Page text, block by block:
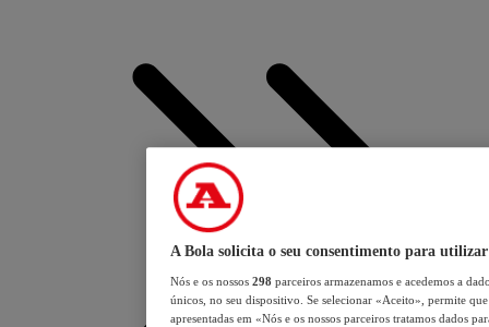
A Bola solicita o seu consentimento para utilizar
Nós e os nossos 298 parceiros armazenamos e acedemos a
únicos, no seu dispositivo. Se selecionar «Aceito», permite
apresentadas em «Nós e os nossos parceiros tratamos dados